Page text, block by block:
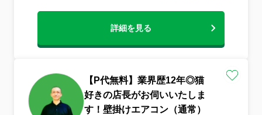
詳細を見る
【P代無料】業界歴12年◎猫
好きの店長がお伺いいたしま
す！壁掛けエアコン（通常）